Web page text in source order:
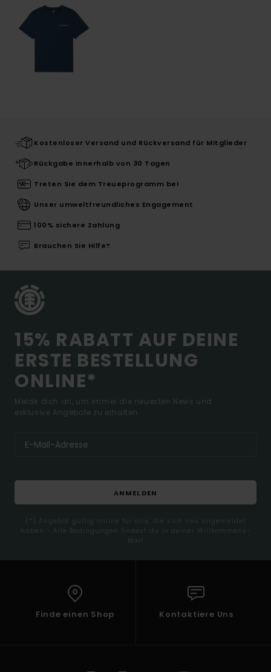
Kostenloser Versand und Rückversand für Mitglieder
Rückgabe innerhalb von 30 Tagen
Treten Sie dem Treueprogramm bei
Unser umweltfreundliches Engagement
100% sichere Zahlung
Brauchen Sie Hilfe?
15% RABATT AUF DEINE
ERSTE BESTELLUNG
ONLINE*
Melde dich an, um immer die neuesten News und
exklusive Angebote zu erhalten.
ANMELDEN
(*) Angebot gültig online für alle, die sich neu angemeldet
haben - Alle Bedingungen findest du in deiner Willkommens-
Mail
Finde einen Shop Kontaktiere Uns